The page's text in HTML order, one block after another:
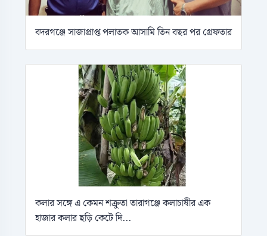
বদরগঞ্জে সাজাপ্রাপ্ত পলাতক আসামি তিন বছর পর গ্রেফতার
কলার সঙ্গে এ কেমন শক্রুতা তারাগঞ্জে কলাচাষীর এক
হাজার কলার ছড়ি কেটে দি...